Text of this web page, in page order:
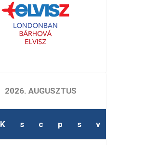
2026. AUGUSZTUS
K s c p s v